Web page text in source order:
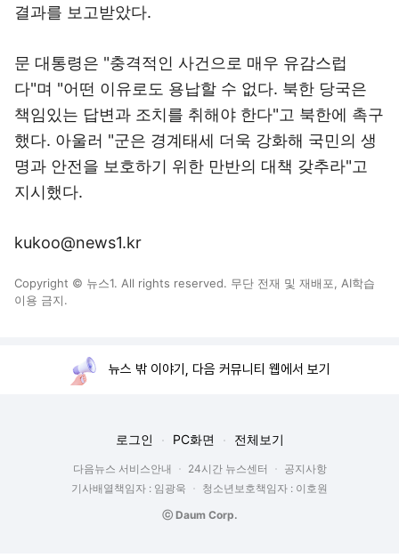
결과를 보고받았다.
문 대통령은 "충격적인 사건으로 매우 유감스럽
다"며 "어떤 이유로도 용납할 수 없다. 북한 당국은
책임있는 답변과 조치를 취해야 한다"고 북한에 촉구
했다. 아울러 "군은 경계태세 더욱 강화해 국민의 생
명과 안전을 보호하기 위한 만반의 대책 갖추라"고
지시했다.
kukoo@news1.kr
Copyright © 뉴스1. All rights reserved. 무단 전재 및 재배포, AI학습
이용 금지.
뉴스 밖 이야기, 다음 커뮤니티 웹에서 보기
로그인 PC화면 전체보기
다음뉴스 서비스안내 24시간 뉴스센터
공지사항
기사배열책임자 : 임광욱
청소년보호책임자 : 이호원
ⓒ Daum Corp.